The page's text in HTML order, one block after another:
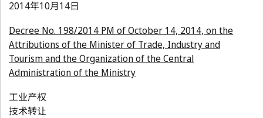
2014年10月14日
Decree No. 198/2014 PM of October 14, 2014, on the
Attributions of the Minister of Trade, Industry and
Tourism and the Organization of the Central
Administration of the Ministry
工业产权
技术转让